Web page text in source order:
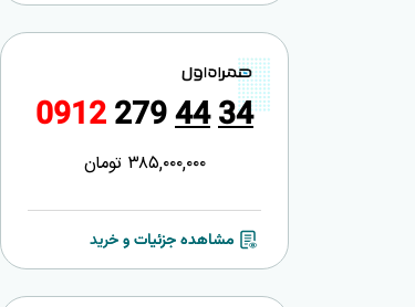
09122794434
385,000,000 تومان
مشاهده جزئیات و خرید